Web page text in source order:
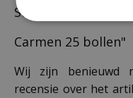
Schrijf zelf een
Carmen 25 bollen"
Wij zijn benieuwd
recensie over het